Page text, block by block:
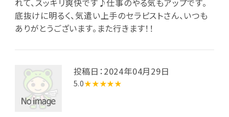
れて、スッキリ爽快です♪仕事のやる気もアップです。
底抜けに明るく、気遣い上手のセラピストさん、いつも
ありがとうございます。また行きます！！
投稿日：2024年04月29日
5.0★★★★★